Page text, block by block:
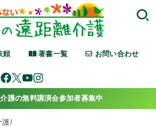
頼 著書一覧 お問い合わせ
護の無料講演会参加者募集中
護